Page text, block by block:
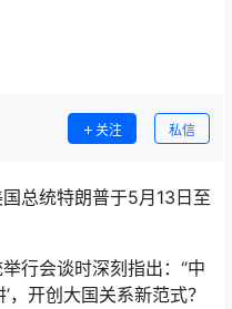
关注 私信
总统特朗普于5月13日至
会谈时深刻指出：“中
，开创大国关系新范式？